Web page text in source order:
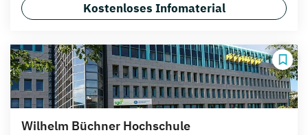
Kostenloses Infomaterial
Wilhelm Büchner Hochschule